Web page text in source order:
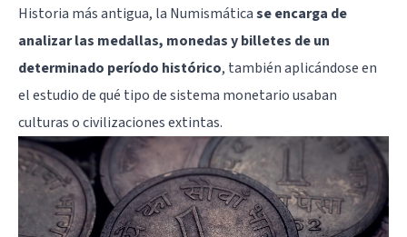
Historia más antigua, la Numismáticase encarga de
analizar las medallas, monedas y billetes de un
determinado período histórico, también aplicándose en
el estudio de qué tipo de sistema monetario usaban
culturas o civilizaciones extintas.